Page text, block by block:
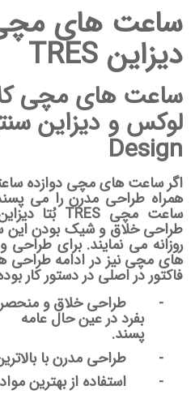
ساعت های مچی
دیزاین TRES
ساعت های مچی
لوکس و دیزاین
Design
اگر ساعت های مچی دوازده
همراه طراحی مدرن را می
ساعت مچی TRES بُتا
طراحی خلاق و شیک بودن این
روزانه می نمایند. برای
فاکتور در اصلی در دستور کار
- طراحی خلاق و منحصر
بفرد در عین حال عامه
پسند.
- طراحی مدرن با
- استفاده از بهترین مواد